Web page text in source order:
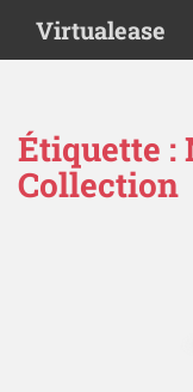
i
Virtualease
Étiquette :
Collection